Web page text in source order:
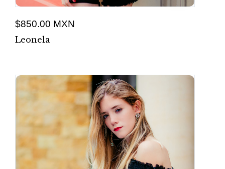
$850.00 MXN
Leonela